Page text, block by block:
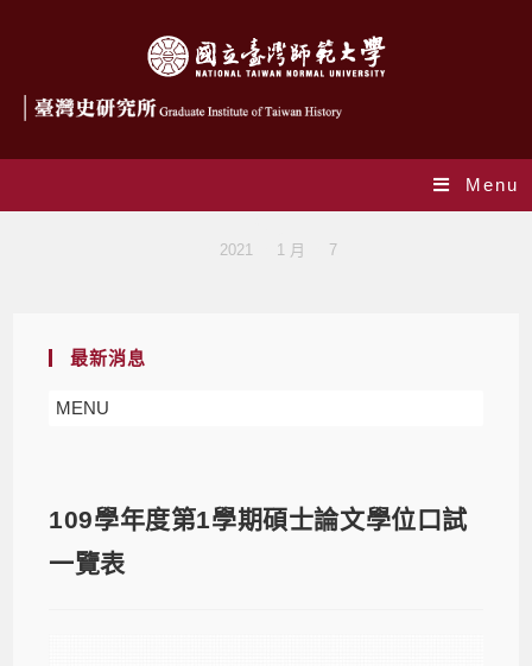
Menu
2021 1 月 7
最新消息
MENU
109學年度第1學期碩士論文學位口試
一覽表